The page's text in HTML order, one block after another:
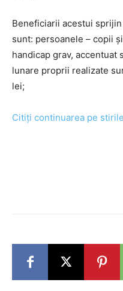
Beneficiarii acestui
sunt: persoanele – copii
handicap grav, accentuat
lunare proprii realizate
lei;
Citiți continuarea pe